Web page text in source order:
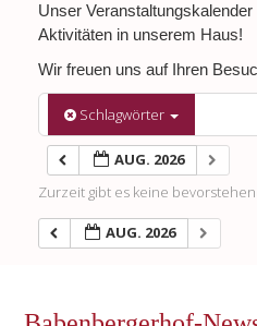
Unser
Aktivitäten in unserem Haus!
Wir freuen uns auf Ihren
Schlagwörter
AUG. 2026
Zurzeit gibt es keine
AUG. 2026